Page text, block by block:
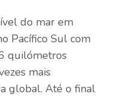
do mar em
Pacífico Sul com
quilómetros
mais
global. Até o final